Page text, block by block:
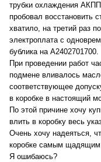
трубки охлаждения
пробовал восстановить
хватило, на третий раз
электроплата с
бублика на A2402701700.
При проведении работ
подмене вливалось
соответствующее
в коробке в настоящий
По этой причине хочу
влить в коробку весь
Очень хочу надеяться,
коробке самым щадящим
Я ошибаюсь?